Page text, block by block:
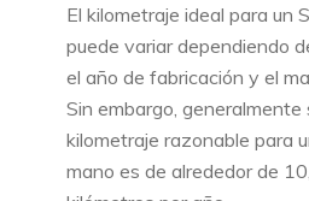
El kilometraje ideal para un
puede variar dependiendo
el año de fabricación y el
Sin embargo, generalmente
kilometraje razonable para
mano es de alrededor de